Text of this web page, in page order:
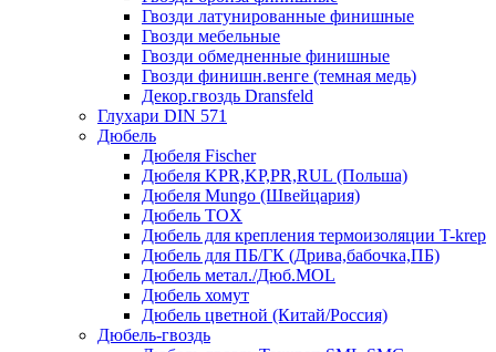
Гвозди латунированные финишные
Гвозди мебельные
Гвозди обмедненные финишные
Гвозди финишн.венге (темная медь)
Декор.гвоздь Dransfeld
Глухари DIN 571
Дюбель
Дюбеля Fischer
Дюбеля KPR,KP,PR,RUL (Польша)
Дюбеля Mungo (Швейцария)
Дюбель TOX
Дюбель для крепления термоизоляции T-krep
Дюбель для ПБ/ГК (Дрива,бабочка,ПБ)
Дюбель метал./Дюб.MOL
Дюбель хомут
Дюбель цветной (Китай/Россия)
Дюбель-гвоздь